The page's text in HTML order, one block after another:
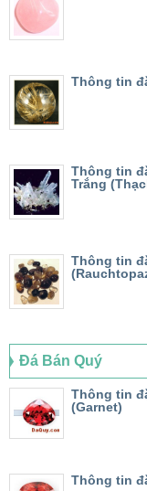
Thông tin
Thông tin
Trắng
Thông tin
Đá Bán Quý
Thông tin
(Garnet)
Thông tin